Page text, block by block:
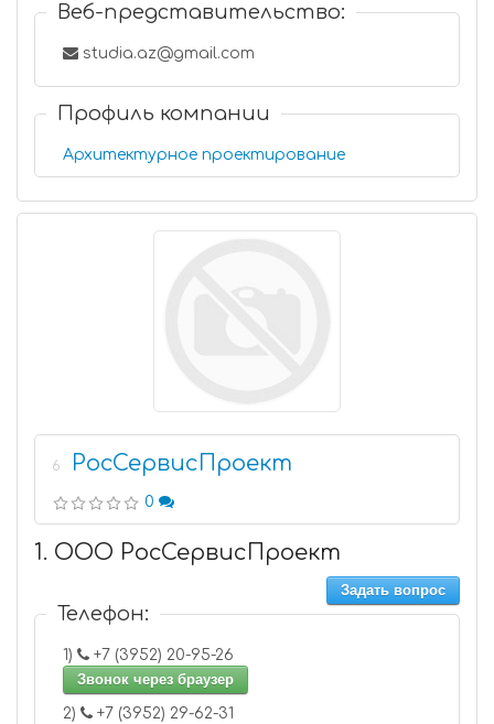
Веб-представительство:
studia.az@gmail.com
Профиль компании
Архитектурное проектирование
6 РосСервисПроект
0
1. ООО РосСервисПроект
Задать вопрос
Телефон:
1)
+7 (3952) 20-95-26
Звонок через браузер
2)
+7 (3952) 29-62-31